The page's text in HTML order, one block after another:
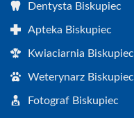
Dentysta Biskupiec
Apteka Biskupiec
Kwiaciarnia Biskupiec
Weterynarz Biskupiec
Fotograf Biskupiec